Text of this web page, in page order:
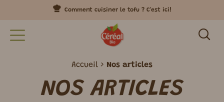
Comment cuisiner le tofu ? C'est ici!
Accueil Nos articles
NOS ARTICLES